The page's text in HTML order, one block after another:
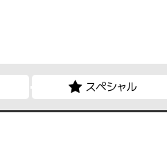
スペシャル